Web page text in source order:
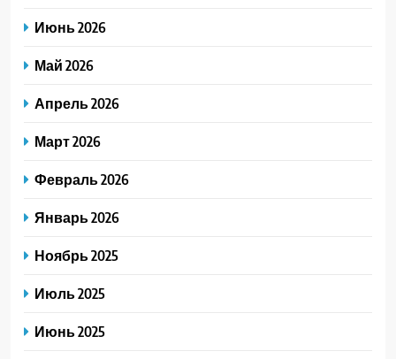
Июнь 2026
Май 2026
Апрель 2026
Март 2026
Февраль 2026
Январь 2026
Ноябрь 2025
Июль 2025
Июнь 2025